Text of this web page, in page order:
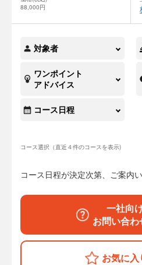
88,000円
対象者
ワンポイント
アドバイス
コース日程
コース選択（直近４件のコースを表示)
コース日程が決定次第、ご案内い
一社向
お問い合
お気に